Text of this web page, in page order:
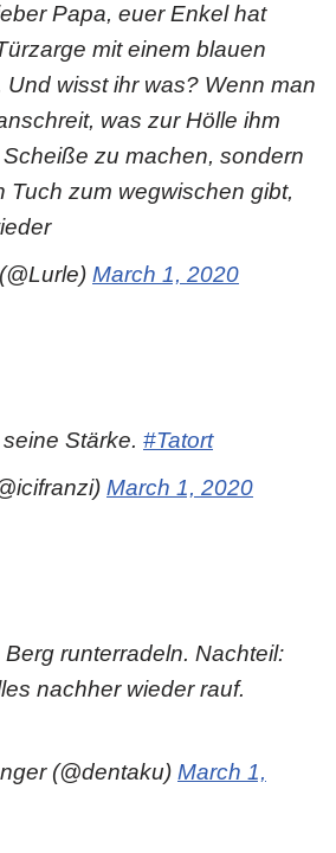
Papa, euer Enkel hat
mit einem blauen
Und wisst ihr was? Wenn man
was zur Hölle ihm
zu machen, sondern
Tuch zum wegwischen gibt,
March 1, 2020
Stärke. #Tatort
March 1, 2020
runterradeln. Nachteil:
nachher wieder rauf.
(@dentaku) March 1,